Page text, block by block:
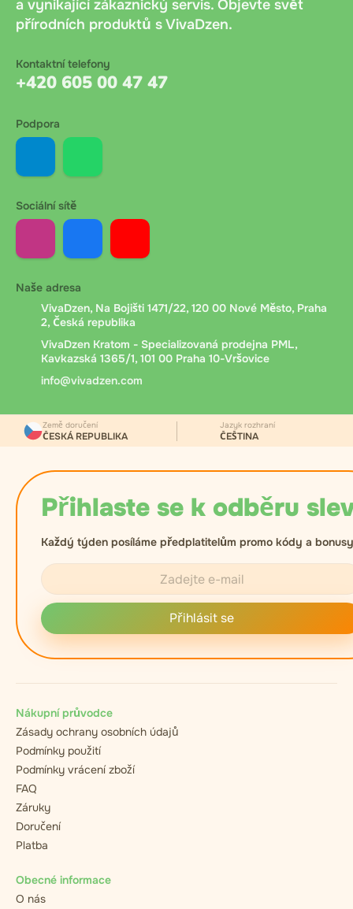
při osobním odběru ve výdejním místě. Bez dalších
poplatků. Doporučujeme mít připravenou přesnou
Bankovní převod
společnosti. Po objednání obdržíte platební údaje a
nebo QR kódem. Připsání peněz trvá 1 až 24 hodin
podle banky zákazníka.
Messenger.cz. Při předání kurýr ověří věk příjemce,
zaznamená číslo dokladu a vyžádá si podpis pro
potvrzení převzetí.
a vynikající zákaznický servis. Objevte svět
přírodních produktů s VivaDzen.
Kontaktní telefony
+420 605 00 47 47
Podpora
Sociální sítě
Naše adresa
VivaDzen, Na Bojišti 1471/22, 120 00 Nové Město, Praha
2, Česká republika
VivaDzen Kratom - Specializovaná prodejna PML,
Kavkazská 1365/1, 101 00 Praha 10-Vršovice
info@vivadzen.com
Přihlaste se k odběru
Každý týden posíláme předplatitelům promo kódy a
Přihlásit se
Země doručení
ČESKÁ REPUBLIKA
Jazyk rozhraní
ČEŠTINA
Nákupní průvodce
Zásady ochrany osobních údajů
Podmínky použití
Podmínky vrácení zboží
FAQ
Záruky
Doručení
Platba
Obecné informace
O nás